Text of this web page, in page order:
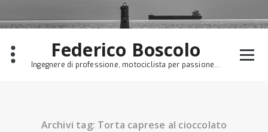
to
content
Federico Boscolo
Ingegnere di professione, motociclista per passione...
Archivi tag: Torta caprese al cioccolato